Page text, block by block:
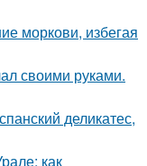
моркови, избегая
своими руками.
деликатес,
как